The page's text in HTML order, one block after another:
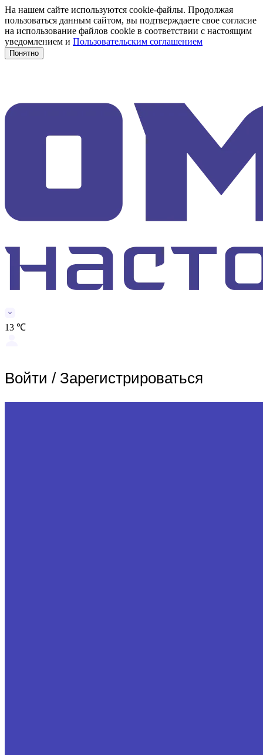
На нашем сайте используются cookie-файлы. Продолжая
пользоваться данным сайтом, вы подтверждаете свое согласие
на использование файлов cookie в соответствии с настоящим
уведомлением и Пользовательским соглашением
Понятно
13 ℃
Войти / Зарегистрироваться